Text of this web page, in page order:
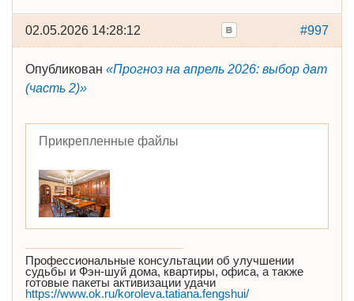
#997
02.05.2026 14:28:12
Опубликован «Прогноз на апрель 2026: выбор дат
(часть 2)»
Прикрепленные файлы
Профессиональные консультации об улучшении
судьбы и Фэн-шуй дома, квартиры, офиса, а также
готовые пакеты активизации удачи
https://www.ok.ru/koroleva.tatiana.fengshui/